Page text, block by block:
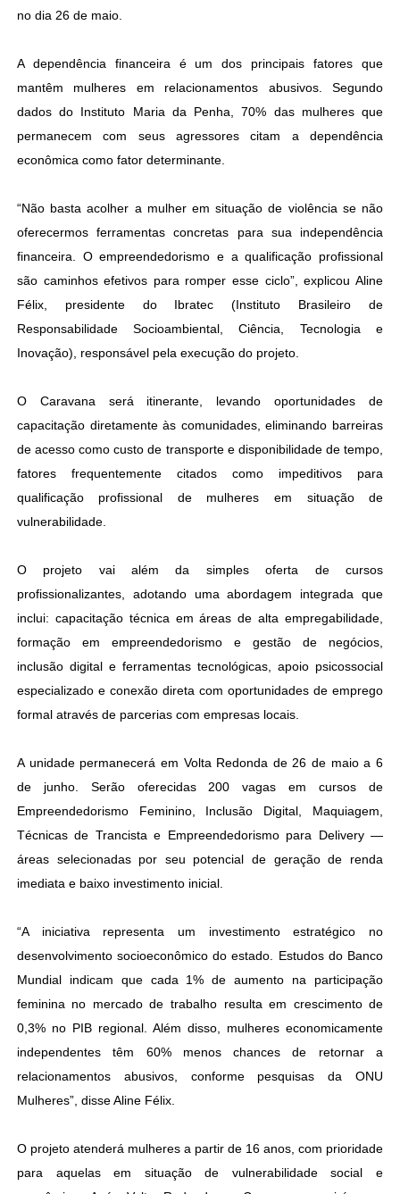
no dia 26 de maio.
A dependência financeira é um dos principais fatores que
mantêm mulheres em relacionamentos abusivos. Segundo
dados do Instituto Maria da Penha, 70% das mulheres que
permanecem com seus agressores citam a dependência
econômica como fator determinante.
“Não basta acolher a mulher em situação de violência se não
oferecermos ferramentas concretas para sua independência
financeira. O empreendedorismo e a qualificação profissional
são caminhos efetivos para romper esse ciclo”, explicou Aline
Félix, presidente do Ibratec (Instituto Brasileiro de
Responsabilidade Socioambiental, Ciência, Tecnologia e
Inovação), responsável pela execução do projeto.
O Caravana será itinerante, levando oportunidades de
capacitação diretamente às comunidades, eliminando barreiras
de acesso como custo de transporte e disponibilidade de tempo,
fatores frequentemente citados como impeditivos para
qualificação profissional de mulheres em situação de
vulnerabilidade.
O projeto vai além da simples oferta de cursos
profissionalizantes, adotando uma abordagem integrada que
inclui: capacitação técnica em áreas de alta empregabilidade,
formação em empreendedorismo e gestão de negócios,
inclusão digital e ferramentas tecnológicas, apoio psicossocial
especializado e conexão direta com oportunidades de emprego
formal através de parcerias com empresas locais.
A unidade permanecerá em Volta Redonda de 26 de maio a 6
de junho. Serão oferecidas 200 vagas em cursos de
Empreendedorismo Feminino, Inclusão Digital, Maquiagem,
Técnicas de Trancista e Empreendedorismo para Delivery —
áreas selecionadas por seu potencial de geração de renda
imediata e baixo investimento inicial.
“A iniciativa representa um investimento estratégico no
desenvolvimento socioeconômico do estado. Estudos do Banco
Mundial indicam que cada 1% de aumento na participação
feminina no mercado de trabalho resulta em crescimento de
0,3% no PIB regional. Além disso, mulheres economicamente
independentes têm 60% menos chances de retornar a
relacionamentos abusivos, conforme pesquisas da ONU
Mulheres”, disse Aline Félix.
O projeto atenderá mulheres a partir de 16 anos, com prioridade
para aquelas em situação de vulnerabilidade social e